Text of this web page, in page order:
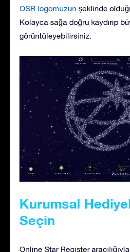
OSR logomuzun şeklinde
Kolayca sağa doğru kaydırıp
görüntüleyebilirsiniz.
Kurumsal
Seçin
Online Star Register